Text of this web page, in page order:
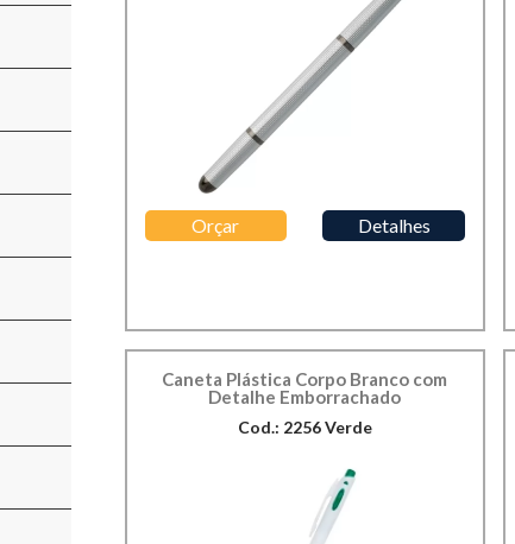
Orçar Detalhes
Caneta Plástica Corpo Branco com
Detalhe Emborrachado
Cod.: 2256 Verde